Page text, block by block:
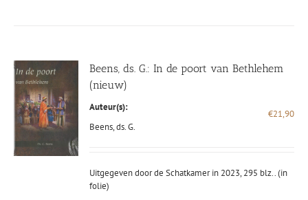
Beens, ds. G.: In de poort van Bethlehem
(nieuw)
Auteur(s):
Beens, ds. G.
€21,90
Uitgegeven door de Schatkamer in 2023, 295 blz.. (in
folie)